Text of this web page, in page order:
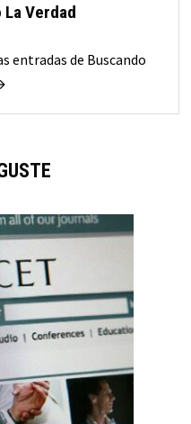
Verdad
entradas de Buscando